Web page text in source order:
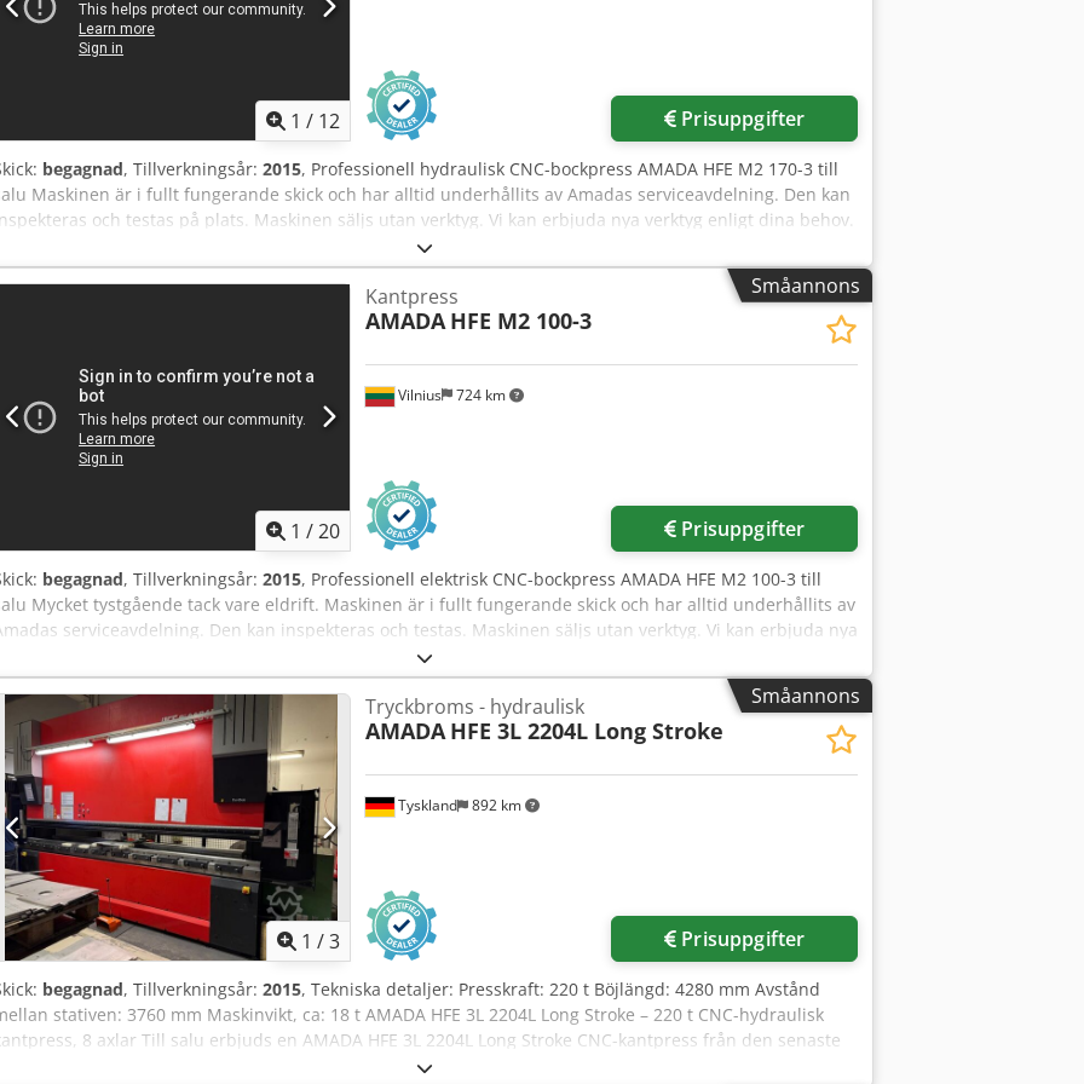
1 / 12 Prisuppgifter
begagnad, Tillverkningsår: 2015, Professionell hydraulisk CNC-bockpress AMADA HFE M2 170-3 till
Maskinen är i fullt fungerande skick och har alltid underhållits av Amadas serviceavdelning. Den kan
och testas på plats. Maskinen säljs utan verktyg. Vi kan erbjuda nya verktyg enligt dina behov.
Grundläggande information Tillverkare: AMADA Modell: HFE M2 170-3 Tillverkningsdatum: 2015-06
170 T (1700 kN) Arbetslängd: 3000 mm Maximal bocklängd: 3340 mm Drifttimmar: 16 615,07
Tekniska parametrar Avstånd mellan stolpar: 2700 mm Credpfxjzrw Akj Alysf Slaglängd: 200 mm Djup (till
sidobalken): 420 mm Frammatningshastighet: 100 mm/s Arbetshastighet: 10 mm/s Returhastighet: 100
mm/s Elförbrukning: 18 kW Maskinens mått Längd: 4470 mm Bredd: 2625 mm Höjd: 3140 mm Vikt: 12400
kg Utrustning och tillbehör Styrsystem: Amada pekskärm Fäste för övre verktyg: Amada manuellt fäste
Bakre stöd: X, R – automatiskt. Z1, Z2, Z3, Z4 – mekaniskt. Laserskydd: CE – AKAS automatisk laser Om du
har ytterligare frågor, svarar vi gärna.
Småannons
1 /20
Vilnius 724 km
Kantpress
AMADA HFE M2 100-3
Prisuppgifter
begagnad, Tillverkningsår: 2015, Professionell elektrisk CNC-bockpress AMADA HFE M2 100-3 till
Mycket tystgående tack vare eldrift. Maskinen är i fullt fungerande skick och har alltid underhållits av
serviceavdelning. Den kan inspekteras och testas. Maskinen säljs utan verktyg. Vi kan erbjuda nya
verktyg, anpassade efter dina behov. Grundläggande information Tillverkare: AMADA Modell: HFE M2 100-
Credpfxjzrwc Ds Alyjf Tillverkningsdatum: 2015-06 Bockkraft: 100 T (1000 kN) Arbetslängd: 3000 mm
Maximal bocklängd: 3340 mm Tekniska parametrar Avstånd mellan stolpar: 2705 mm Slaglängd: 200 mm
Djup (till sidobalken): 420 mm Frammatningshastighet: 100 mm/s Arbetshastighet: 10 mm/s
Returhastighet: 100 mm/s Elförbrukning: 10,5 kW Maskinens dimensioner Längd: 4385 mm Bredd: 2430
mm Höjd: 2680 mm Vikt: 6700 kg Utrustning och tillbehör Styrsystem: Amada pekskärm Fäste för övre
verktyg: Amada manuellt fäste Bakre stöd: X, R automatisk. Z1, Z2, Z3, Z4 mekanisk. Laserskydd: CE – AKAS
automatisk laser Om du har fler frågor, tveka inte att kontakta oss.
Småannons
1 /3
Tyskland 892 km
Tryckbroms - hydraulisk
AMADA HFE 3L 2204L Long Stroke
Prisuppgifter
begagnad, Tillverkningsår: 2015, Tekniska detaljer: Presskraft: 220 t Böjlängd: 4280 mm Avstånd
stativen: 3760 mm Maskinvikt, ca: 18 t AMADA HFE 3L 2204L Long Stroke – 220 t CNC-hydraulisk
8 axlar Till salu erbjuds en AMADA HFE 3L 2204L Long Stroke CNC-kantpress från den senaste
HFE-generationen. Maskinen tillverkades i december 2015 (modellår 2016) och är i ett exceptionellt